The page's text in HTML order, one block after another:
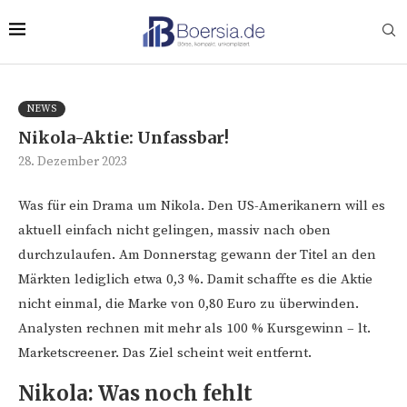
NEWS
Nikola-Aktie: Unfassbar!
28. Dezember 2023
Was für ein Drama um Nikola. Den US-Amerikanern will es
aktuell einfach nicht gelingen, massiv nach oben
durchzulaufen. Am Donnerstag gewann der Titel an den
Märkten lediglich etwa 0,3 %. Damit schaffte es die Aktie
nicht einmal, die Marke von 0,80 Euro zu überwinden.
Analysten rechnen mit mehr als 100 % Kursgewinn – lt.
Marketscreener. Das Ziel scheint weit entfernt.
Nikola: Was noch fehlt